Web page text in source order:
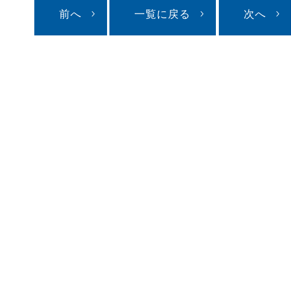
前へ 一覧に戻る 次へ